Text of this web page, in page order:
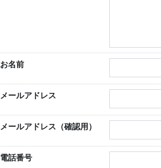
お名前
メールアドレス
メールアドレス（確認用）
電話番号